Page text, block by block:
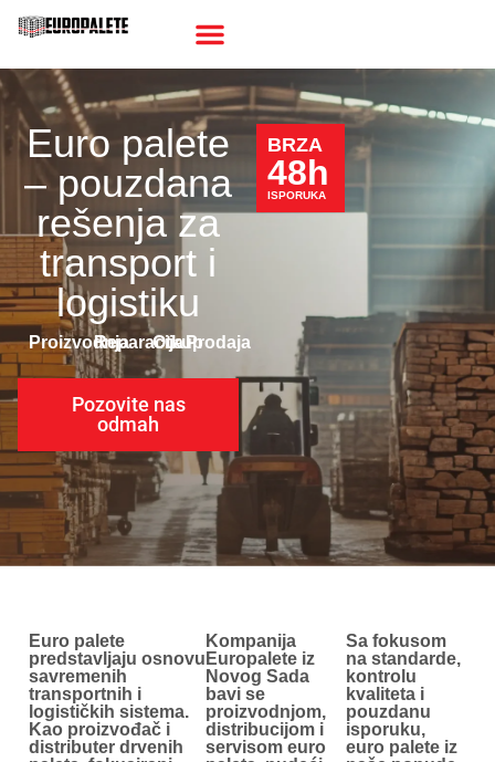
Euro palete
– pouzdana
rešenja za
transport i
logistiku
ProizvodnjaReparacija
OtkupProdaja
Pozovite nas
odmah
BRZA
48h
ISPORUKA
Euro palete
predstavljaju osnovu
savremenih
transportnih i
logističkih sistema.
Kao proizvođač i
distributer drvenih
Kompanija
Europalete iz
Novog Sada
bavi se
proizvodnjom,
distribucijom i
servisom euro
Sa fokusom
na standarde,
kontrolu
kvaliteta i
pouzdanu
isporuku,
euro palete iz